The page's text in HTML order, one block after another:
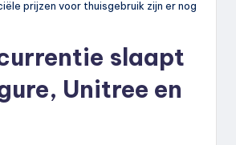
prijzen voor thuisgebruik zijn er nog
slaapt
Unitree en